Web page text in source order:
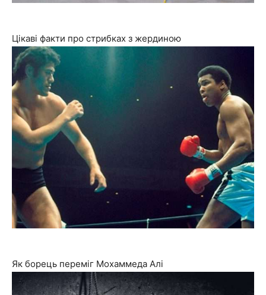
Цікаві факти про стрибках з жердиною
Як борець переміг Мохаммеда Алі